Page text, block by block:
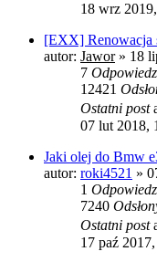
18 wrz
[EXX] Renowacja
autor: Jawor» 18
7
12421
Ostatni post
07 lut 2018,
Jaki olej do Bmw
autor: roki4521 »
1
7240
Ostatni post
17 paź 2017,